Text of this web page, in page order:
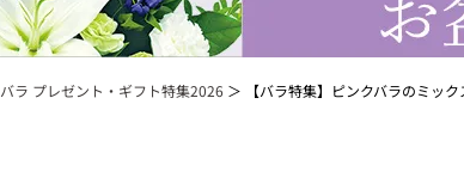
バラ プレゼント・ギフト特集2026 【バラ特集】ピンクバラのミッ